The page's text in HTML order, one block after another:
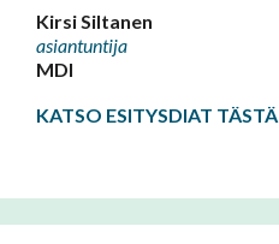
Kirsi Siltanen
asiantuntija
MDI
KATSO ESITYSDIAT TÄSTÄ